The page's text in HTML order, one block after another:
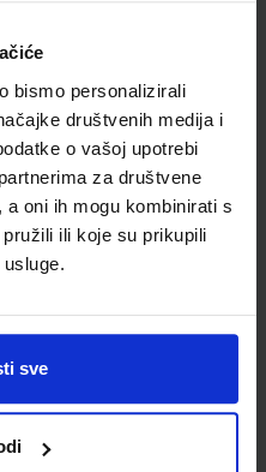
bismo personalizirali
društvenih medija i
o vašoj upotrebi
za društvene
oni ih mogu kombinirati s
ili koje su prikupili
sve
za matematiku u
Miklec Graciella Prtajin
9,50 €